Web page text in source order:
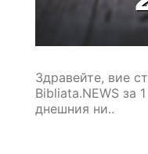
Здравейте, вие
Bibliata.NEWS за
днешния ни..